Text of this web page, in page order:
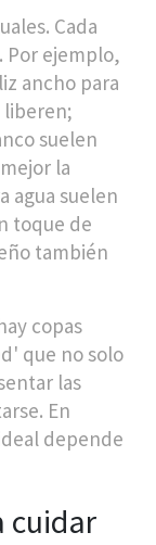
Cada
Por ejemplo,
ancho para
liberen;
suelen
la
agua suelen
toque de
también
copas
que no solo
las
En
depende
cuidar